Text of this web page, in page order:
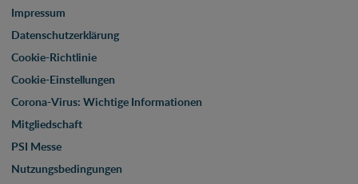
Impressum
Datenschutzerklärung
Cookie-Richtlinie
Cookie-Einstellungen
Corona-Virus: Wichtige Informationen
Mitgliedschaft
PSI Messe
Nutzungsbedingungen